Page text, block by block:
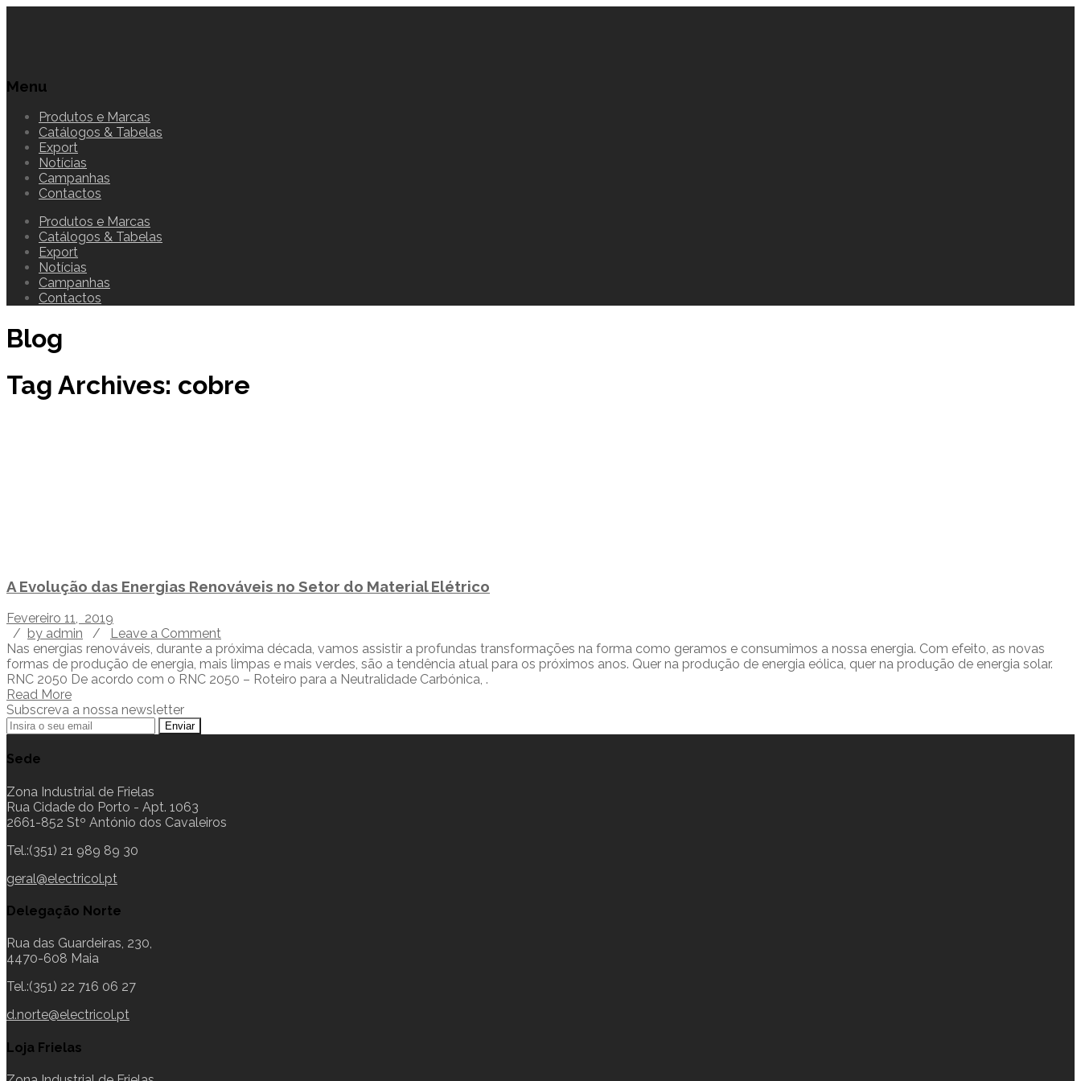
Menu
Produtos e Marcas
Catálogos & Tabelas
Export
Notícias
Campanhas
Contactos
Produtos e Marcas
Catálogos & Tabelas
Export
Notícias
Campanhas
Contactos
Blog
Tag Archives: cobre
A Evolução das Energias Renováveis no Setor do Material Elétrico
Fevereiro 11, 2019
/ by admin /
Leave a Comment
Nas energias renováveis, durante a próxima década, vamos assistir a profundas transformações na forma como geramos e consumimos a nossa energia. Com efeito, as novas
formas de produção de energia, mais limpas e mais verdes, são a tendência atual para os próximos anos. Quer na produção de energia eólica, quer na produção de energia solar.
RNC 2050 De acordo com o RNC 2050 – Roteiro para a Neutralidade Carbónica, .
Read More
Subscreva a nossa newsletter
Sede
Zona Industrial de Frielas
Rua Cidade do Porto - Apt. 1063
2661-852 Stº António dos Cavaleiros
Tel.:(351) 21 989 89 30
geral@electricol.pt
Delegação Norte
Rua das Guardeiras, 230,
4470-608 Maia
Tel.:(351) 22 716 06 27
d.norte@electricol.pt
Loja Frielas